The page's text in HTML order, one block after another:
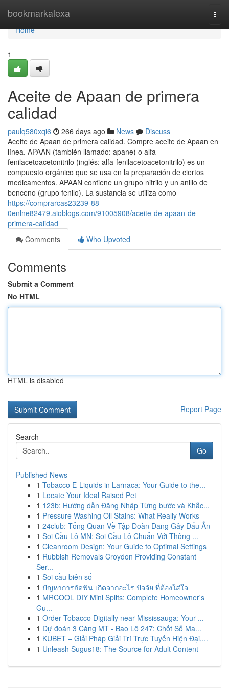
bookmarkalexa
Home
Home
1
Aceite de Apaan de primera
calidad
paulq580xqi6 266 days ago News
Discuss
Aceite de Apaan de primera calidad. Compre aceite de Apaan en
línea. APAAN (también llamado: apane) o alfa-
fenilacetoacetonitrilo (inglés: alfa-fenilacetoacetonitrilo) es un
compuesto orgánico que se usa en la preparación de ciertos
medicamentos. APAAN contiene un grupo nitrilo y un anillo de
benceno (grupo fenilo). La sustancia se utiliza como
https://comprarcas23239-88-
0enlne82479.aioblogs.com/91005908/aceite-de-apaan-de-
primera-calidad
Comments
Who Upvoted
Comments
Submit a Comment
No HTML
HTML is disabled
Report Page
Search
Go
Published News
1 Tobacco E-Liquids in Larnaca: Your Guide to the...
1 Locate Your Ideal Raised Pet
1 123b: Hướng dẫn Đăng Nhập Từng bước và Khắc...
1 Pressure Washing Oil Stains: What Really Works
1 24club: Tổng Quan Về Tập Đoàn Đang Gây Dấu Ấn
1 Soi Cầu Lô MN: Soi Cầu Lô Chuẩn Với Thông ...
1 Cleanroom Design: Your Guide to Optimal Settings
1 Rubbish Removals Croydon Providing Constant
Ser...
1 Soi cầu biên số
1 ปัญหาการกัดฟัน เกิดจากอะไร ปัจจัย ที่ต้องใส่ใจ
1 MRCOOL DIY Mini Splits: Complete Homeowner's
Gu...
1 Order Tobacco Digitally near Mississauga: Your ...
1 Dự đoán 3 Càng MT - Bao Lô 247: Chốt Số Ma...
1 KUBET – Giải Pháp Giải Trí Trực Tuyến Hiện Đại,...
1 Unleash Sugus18: The Source for Adult Content